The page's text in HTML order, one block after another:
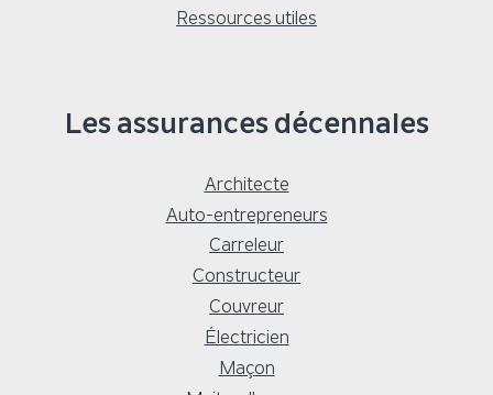
Ressources utiles
Les assurances décennales
Architecte
Auto-entrepreneurs
Carreleur
Constructeur
Couvreur
Électricien
Maçon